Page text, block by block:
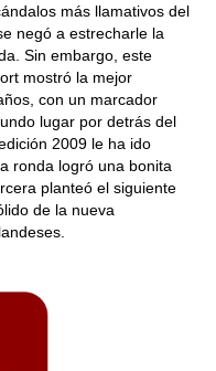
más llamativos del
negó a estrecharle la
Sin embargo, este
mostró la mejor
con un marcador
lugar por detrás del
2009 le ha ido
ronda logró una bonita
planteó el siguiente
de la nueva